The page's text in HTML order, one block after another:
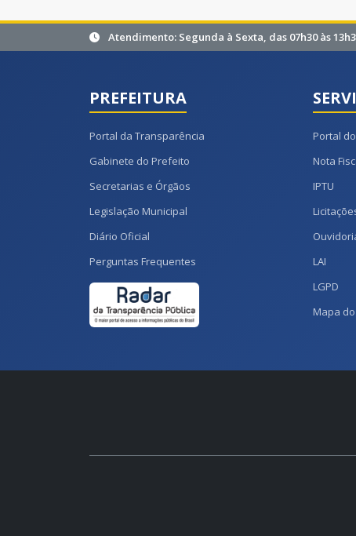
Atendimento: Segunda à Sexta, das 07h30 às
PREFEITURA
Portal da Transparência
Gabinete do Prefeito
Secretarias e Órgãos
Legislação Municipal
Diário Oficial
Perguntas Frequentes
Portal
Nota
IPTU
LAI
LGPD
Mapa